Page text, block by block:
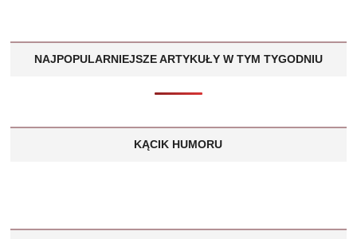
NAJPOPULARNIEJSZE ARTYKUŁY W TYM TYGODNIU
KĄCIK HUMORU